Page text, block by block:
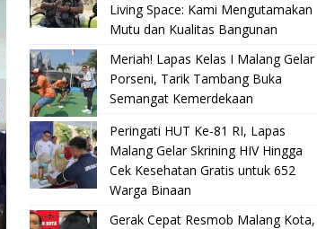
Living Space: Kami Mengutamakan
Mutu dan Kualitas Bangunan
Meriah! Lapas Kelas I Malang Gelar
Porseni, Tarik Tambang Buka
Semangat Kemerdekaan
Peringati HUT Ke-81 RI, Lapas
Malang Gelar Skrining HIV Hingga
Cek Kesehatan Gratis untuk 652
Warga Binaan
Gerak Cepat Resmob Malang Kota,